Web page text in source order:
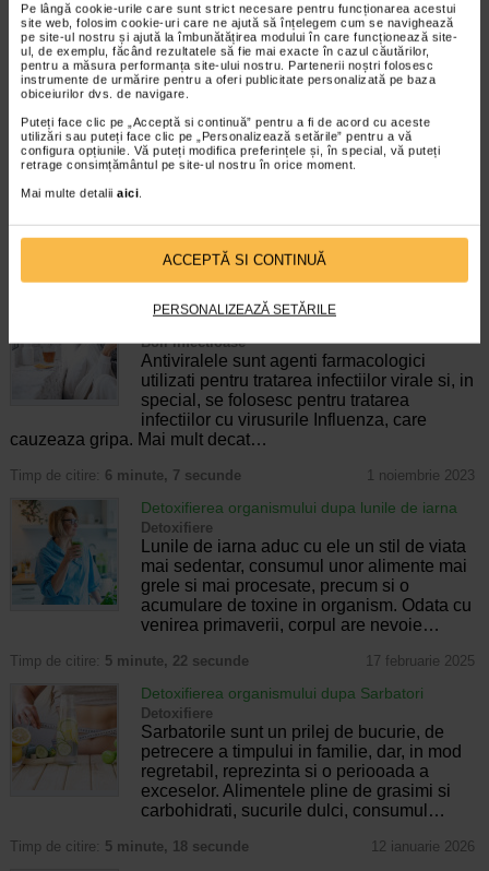
Pe lângă cookie-urile care sunt strict necesare pentru funcționarea acestui
site web, folosim cookie-uri care ne ajută să înțelegem cum se navighează
pe site-ul nostru și ajută la îmbunătățirea modului în care funcționează site-
ul, de exemplu, făcând rezultatele să fie mai exacte în cazul căutărilor,
pentru a măsura performanța site-ului nostru. Partenerii noștri folosesc
instrumente de urmărire pentru a oferi publicitate personalizată pe baza
obiceiurilor dvs. de navigare.
Puteți face clic pe „Acceptă si continuă” pentru a fi de acord cu aceste
utilizări sau puteți face clic pe „Personalizează setările” pentru a vă
configura opțiunile. Vă puteți modifica preferințele și, în special, vă puteți
retrage consimțământul pe site-ul nostru în orice moment.
Mai multe detalii aici.
ACCEPTĂ SI CONTINUĂ
PERSONALIZEAZĂ SETĂRILE
Tonico Forte, 10 ml, 10
flacoane, Benesio
Tonico Forte este un supliment
flacon buvabil, ce combina patru…
Vita-Stelute, 60 jeleuri,
NATURALIS
forma de jeleuri cu aroma…
ARTICOLE RECOMANDATE
Tratamente antivirale pentru gripa: cum
functioneaza si cand sunt recomandate
Boli infectioase
Antiviralele sunt agenti farmacologici
utilizati pentru tratarea infectiilor virale si, in
special, se folosesc pentru tratarea
infectiilor cu virusurile Influenza, care
cauzeaza gripa. Mai mult decat…
Timp de citire: 6 minute, 7 secunde 1 noiembrie 2023
Detoxifierea organismului dupa lunile de iarna
Detoxifiere
Lunile de iarna aduc cu ele un stil de viata
mai sedentar, consumul unor alimente mai
grele si mai procesate, precum si o
acumulare de toxine in organism. Odata cu
venirea primaverii, corpul are nevoie…
Timp de citire: 5 minute, 22 secunde 17 februarie 2025
Detoxifierea organismului dupa Sarbatori
Detoxifiere
Sarbatorile sunt un prilej de bucurie, de
petrecere a timpului in familie, dar, in mod
regretabil, reprezinta si o periooada a
exceselor. Alimentele pline de grasimi si
carbohidrati, sucurile dulci, consumul…
Timp de citire: 5 minute, 18 secunde 12 ianuarie 2026